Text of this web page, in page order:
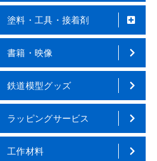
塗料・工具・接着剤
書籍・映像
鉄道模型グッズ
ラッピングサービス
工作材料